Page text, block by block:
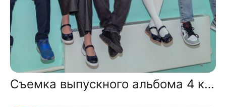
Съемка выпускного альбома 4 класса в школе